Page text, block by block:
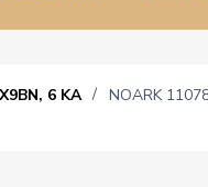
6 KA
NOARK